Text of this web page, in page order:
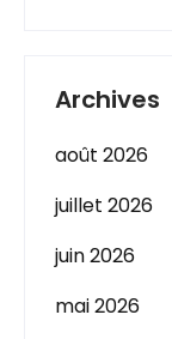
Archives
août 2026
juillet 2026
juin 2026
mai 2026